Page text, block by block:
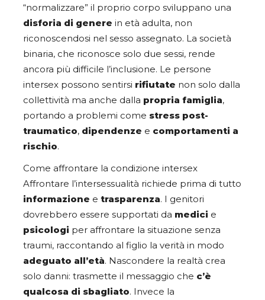
“normalizzare” il proprio corpo sviluppano una
disforia di genere in età adulta, non
riconoscendosi nel sesso assegnato. La società
binaria, che riconosce solo due sessi, rende
ancora più difficile l’inclusione. Le persone
intersex possono sentirsi rifiutate non solo dalla
collettività ma anche dalla propria famiglia,
portando a problemi come stress post-
traumatico, dipendenze e comportamenti a
rischio.
Come affrontare la condizione intersex
Affrontare l’intersessualità richiede prima di tutto
informazione e trasparenza. I genitori
dovrebbero essere supportati da medici e
psicologi per affrontare la situazione senza
traumi, raccontando al figlio la verità in modo
adeguato all’età. Nascondere la realtà crea
solo danni: trasmette il messaggio che c’è
qualcosa di sbagliato. Invece la